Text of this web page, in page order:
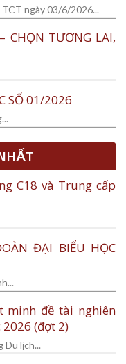
ngày 03/6/2026...
CHỌN TƯƠNG LAI,
SỐ 01/2026
C18 và Trung cấp
ĐẠI BIỂU HỌC
minh đề tài nghiên
2026 (đợt 2)
Du lịch...